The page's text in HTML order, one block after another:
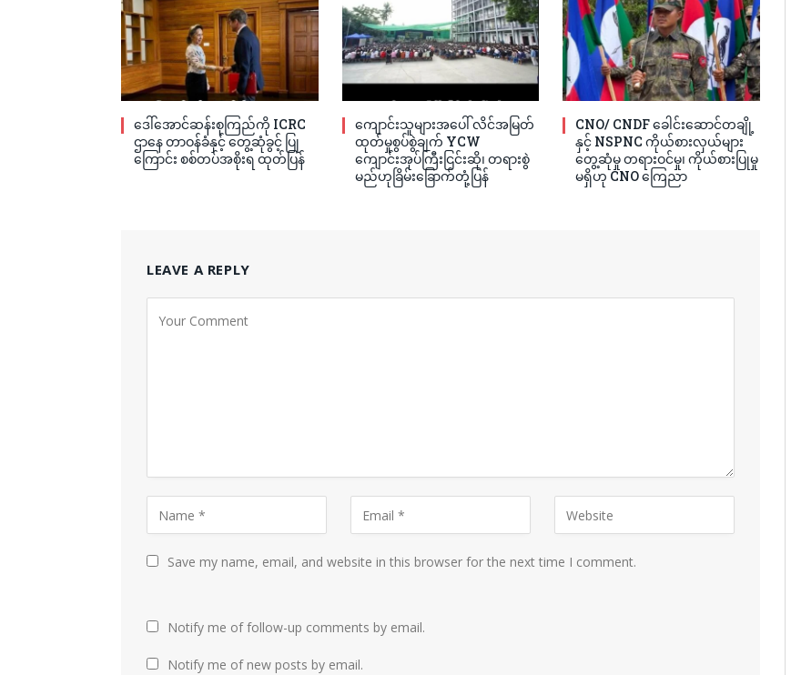
ဒေါ်အောင်ဆန်းစုကြည်ကို ICRC
ဌာနေ တာဝန်ခံနှင့် တွေ့ဆုံခွင့် ပြု
ကြောင်း စစ်တပ်အစိုးရ ထုတ်ပြန်
ကျောင်းသူများအပေါ် လိင်အမြတ်
ထုတ်မှုစွပ်စွဲချက် YCW
ကျောင်းအုပ်ကြီးငြင်းဆို၊ တရားစွဲ
မည်ဟုခြိမ်းခြောက်တုံ့ပြန်
CNO/ CNDF ခေါင်းဆောင်တချို့
နှင့် NSPNC ကိုယ်စားလှယ်များ
တွေ့ဆုံမှု တရားဝင်မှု၊ ကိုယ်စားပြုမှု
မရှိဟု CNO ကြေညာ
LEAVE A REPLY
Save my name, email, and website in this browser for the next time I comment.
Notify me of follow-up comments by email.
Notify me of new posts by email.